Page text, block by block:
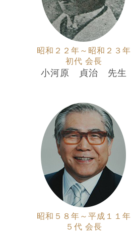
昭和２２年～昭和２３年
初代 会長
小河原 貞治 先生
昭和５８年～平成１１年
５代 会長